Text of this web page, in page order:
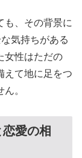
も、その背景に
気持ちがある
女性はただの
えて地に足をつ
。
愛の相